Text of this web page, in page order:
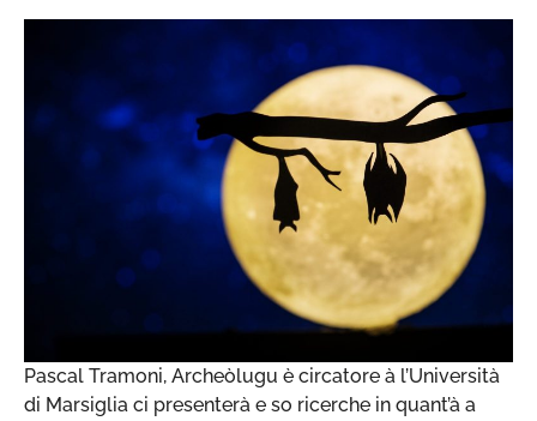
Pascal Tramoni, Archeòlugu è circatore à l’Università
di Marsiglia ci presenterà e so ricerche in quant’à a